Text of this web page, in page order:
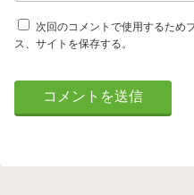
次回のコメントで使用するため
ス、サイトを保存する。